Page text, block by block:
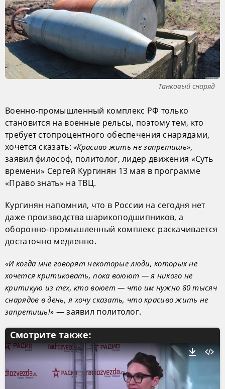
Танковый снаряд
Военно-промышленный комплекс РФ только
становится на военные рельсы, поэтому тем, кто
требует стопроцентного обеспечения снарядами,
хочется сказать:«Красиво жить не запретишь»,
заявил философ, политолог, лидер движения «Суть
времени» Сергей Кургинян 13 мая в программе
«Право знать» на ТВЦ.
Кургинян напомнил, что в России на сегодня нет
даже производства шарикоподшипников, а
оборонно-промышленный комплекс раскачивается
достаточно медленно.
«И когда мне говорят некоторые люди, которых не
хочется критиковать, пока воюют — я никого не
критикую из тех, кто воюет — что им нужно 80 тысяч
снарядов в день, я хочу сказать, что красиво жить не
запретишь!» — заявил политолог.
Смотрите также: